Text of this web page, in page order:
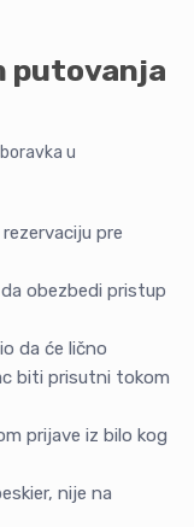
putovanja
u
pre
obezbedi pristup
da će lično
biti prisutni tokom
prijave iz bilo kog
nije na